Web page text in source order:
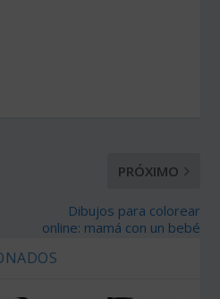
PRÓXIMO
Dibujos para colorear
online: mamá con un bebé